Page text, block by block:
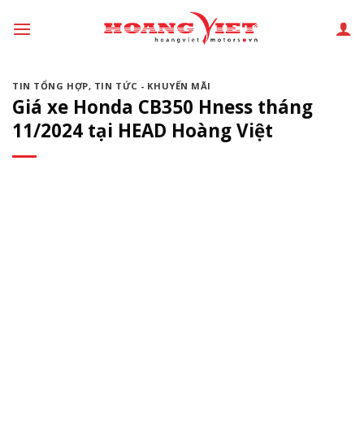
đến
dungTIN TỔNG HỢP, TIN TỨC - KHUYẾN MÃI
Giá xe Honda CB350 Hness tháng
11/2024 tại HEAD Hoàng Việt